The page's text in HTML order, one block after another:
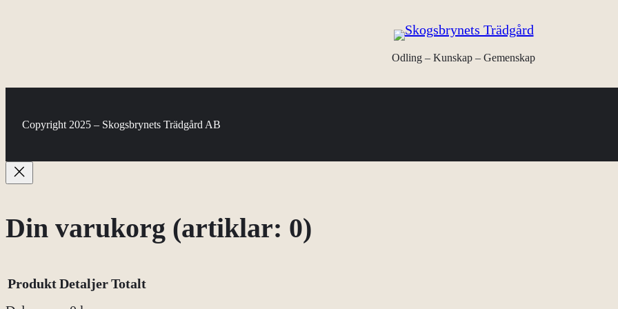
Odling – Kunskap – Gemenskap
Copyright 2025 – Skogsbrynets Trädgård AB
Din varukorg (artiklar: 0)
ProduktDetaljerTotalt